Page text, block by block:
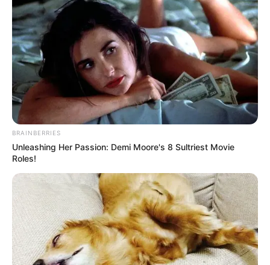
BRAINBERRIES
Unleashing Her Passion: Demi Moore's 8 Sultriest Movie
Roles!